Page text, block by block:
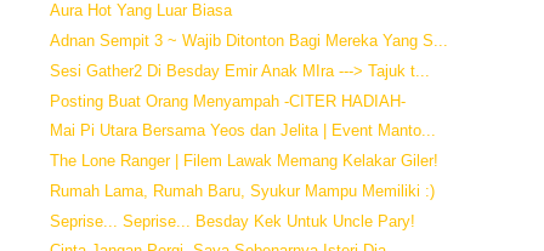
Aura Hot Yang Luar Biasa
Adnan Sempit 3 ~ Wajib Ditonton Bagi Mereka Yang S...
Sesi Gather2 Di Besday Emir Anak MIra ---> Tajuk t...
Posting Buat Orang Menyampah -CITER HADIAH-
Mai Pi Utara Bersama Yeos dan Jelita | Event Manto...
The Lone Ranger | Filem Lawak Memang Kelakar Giler!
Rumah Lama, Rumah Baru, Syukur Mampu Memiliki :)
Seprise... Seprise... Besday Kek Untuk Uncle Pary!